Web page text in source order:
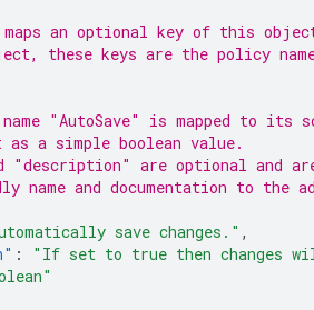
an optional key of this
these keys are the policy
"AutoSave" is mapped to its
a simple boolean value.
are optional and are
name and documentation to the
save changes." ,
:
"If set to true then changes